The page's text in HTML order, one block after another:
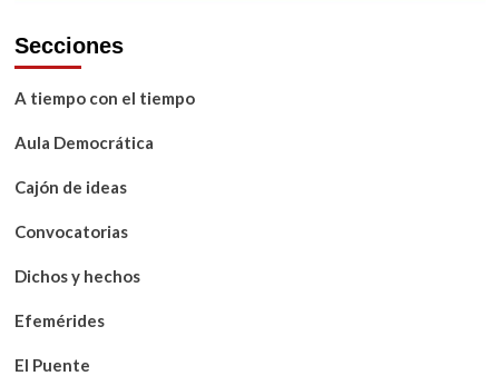
Secciones
A tiempo con el tiempo
Aula Democrática
Cajón de ideas
Convocatorias
Dichos y hechos
Efemérides
El Puente